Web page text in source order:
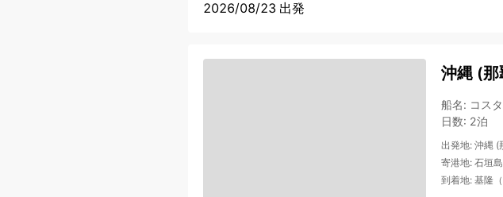
2026/08/23 出発
沖縄 (
船名: コス
日数: 2泊
出発地: 沖縄 (
寄港地: 石垣島
到着地: 基隆